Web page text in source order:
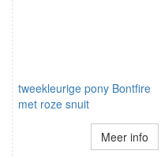
tweekleurige pony Bontfire
met roze snuit
Meer info